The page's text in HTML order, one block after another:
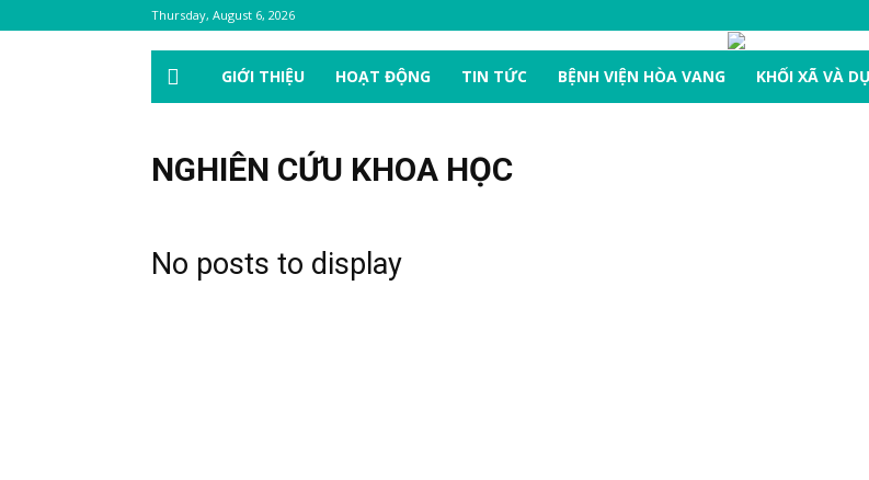
Thursday, August 6, 2026
GIỚI THIỆU HOẠT ĐỘNG TIN TỨC BỆNH VIỆN HÒA VANG KHỐI XÃ VÀ
NGHIÊN CỨU KHOA HỌC
No posts to display